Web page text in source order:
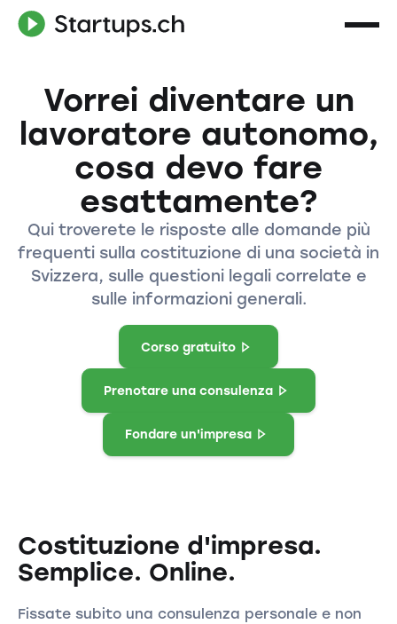
Vorrei diventare un
lavoratore autonomo,
cosa devo fare
esattamente?
Qui troverete le risposte alle domande più
frequenti sulla costituzione di una società in
Svizzera, sulle questioni legali correlate e
sulle informazioni generali.
Corso gratuito
Prenotare una consulenza
Fondare un'impresa
Costituzione d'impresa.
Semplice. Online.
Fissate subito una consulenza personale e non